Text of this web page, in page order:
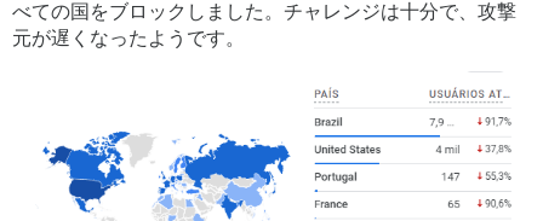
べての国をブロックしました。チャレンジは十分で、攻撃
元が遅くなったようです。